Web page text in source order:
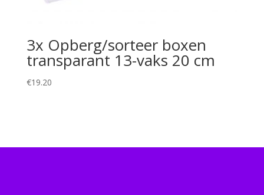
3x Opberg/sorteer boxen
transparant 13-vaks 20 cm
€19.20